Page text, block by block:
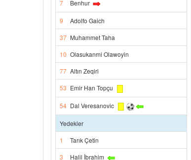
7 Benhur
9
Adolfo Gaich
37 Muhammet Taha
10 Olasukanmi Olawoyin
77 Altın Zeqiri
53 Emir Han Topçu
54 Dal Veresanovic
Yedekler
1
Tarık Çetin
3
Halil İbrahim